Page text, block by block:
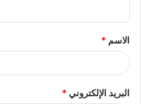
ق
*
الاسم *
البريد الإلكتروني*